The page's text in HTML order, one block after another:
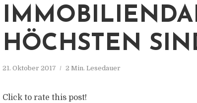
HÖCHSTEN
21. Oktober 2017 2 Min. Lesedauer
Click to rate this post!